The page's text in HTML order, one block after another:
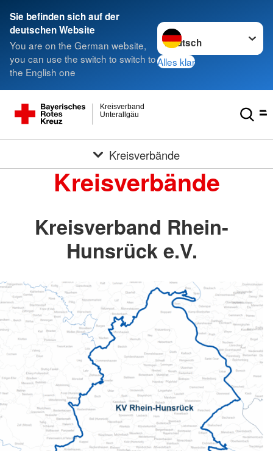
Sie befinden sich auf der
deutschen Website
You are on the German website,
you can use the switch to switch to
the English one
Sprache wechseln zu
Alles klar
Unterallgäu
Kreisverband
Kreisverbände
Kreisverbände
Kreisverband Rhein-
Hunsrück e.V.